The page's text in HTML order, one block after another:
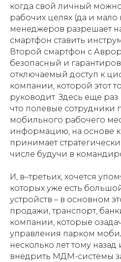
когда свой личный
рабочих целях (да и мало
менеджеров разрешает
смартфон ставить
Второй смартфон с
безопасный и
отключаемый доступ к
компании, которой этот
руководит. Здесь еще
что полевые сотрудники
мобильного рабочего
информацию, на основе
принимает
числе будучи в
И, в–третьих, хочется
которых уже есть
устройств – в основном
продажи, транспорт,
компании, которые
управления парком
несколько лет тому назад
внедрить МДМ-системы